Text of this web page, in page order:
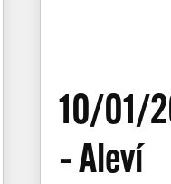
10/01/
– Aleví